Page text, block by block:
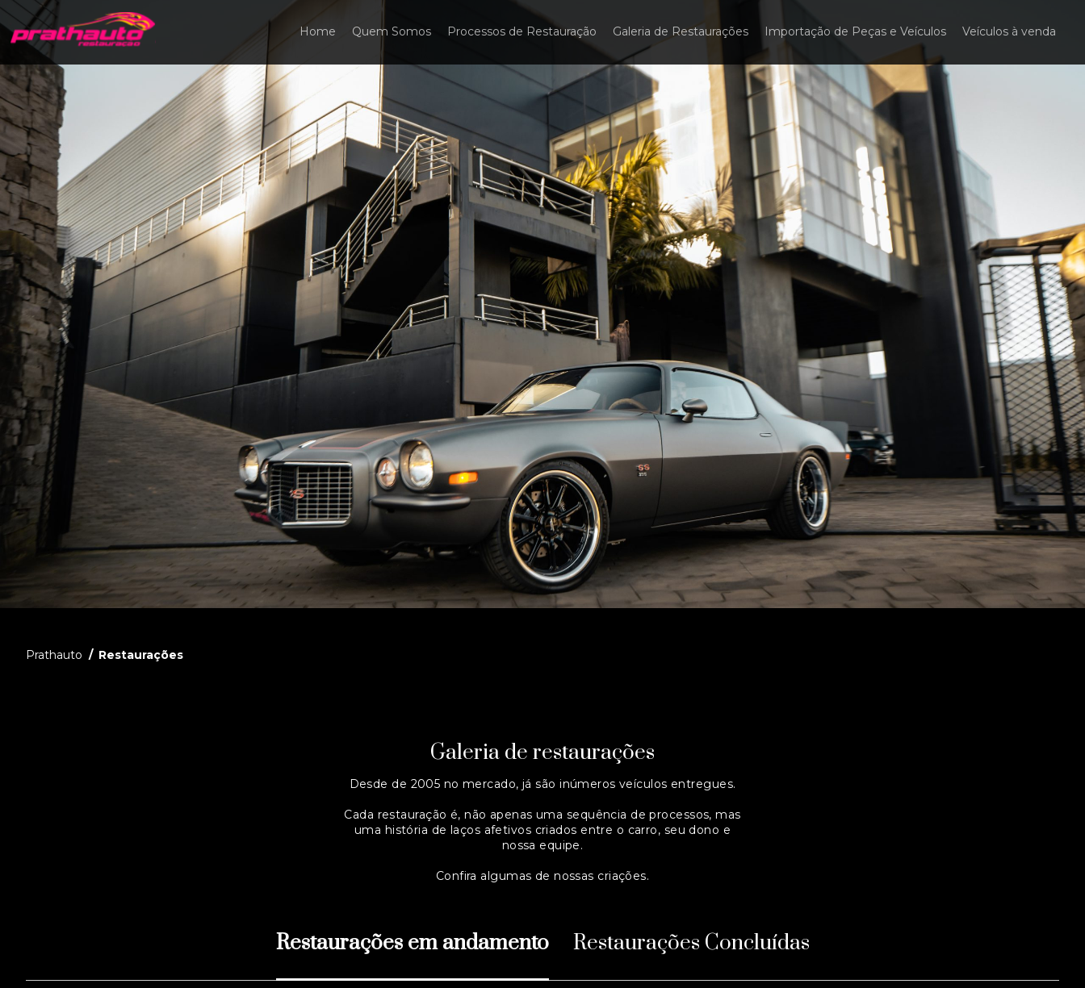
Home Quem Somos Processos de Restauração Galeria de Restaurações Importação de Peças e Veículos Veículos à venda
Prathauto Restaurações
Galeria de restaurações
Desde de 2005 no mercado, já são inúmeros veículos entregues.
Cada restauração é, não apenas uma sequência de processos, mas
uma história de laços afetivos criados entre o carro, seu dono e
nossa equipe.
Confira algumas de nossas criações.
Restaurações em andamento Restaurações Concluídas